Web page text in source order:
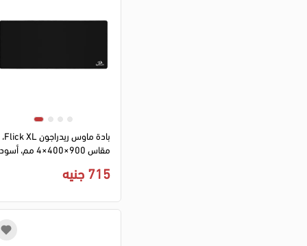
بادة ماوس ريدراجون Flick XL،
مقاس 900×400×4 مم،
715 جنيه